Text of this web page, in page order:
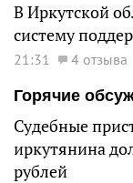
В Иркутской
систему
21:31
4 отзыва
Горячие
Судебные
иркутянина
рублей